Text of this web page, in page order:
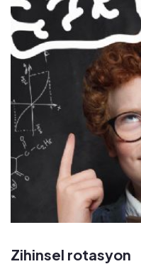
Zihinsel rotasyon